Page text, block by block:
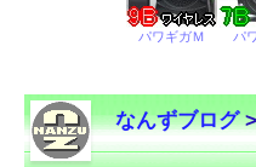
なんずブログ